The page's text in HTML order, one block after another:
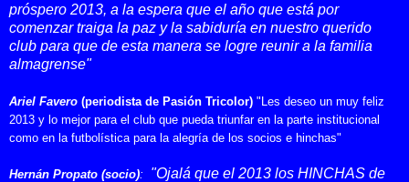
próspero 2013, a la espera que el año que está por
comenzar traiga la paz y la sabiduría en nuestro querido
club para que de esta manera se logre reunir a la familia
almagrense"
Ariel Favero (periodista de Pasión Tricolor) "Les deseo un muy feliz
2013 y lo mejor para el club que pueda triunfar en la parte institucional
como en la futbolística para la alegría de los socios e hinchas"
Hernán Propato (socio): "Ojalá que el 2013 los HINCHAS de